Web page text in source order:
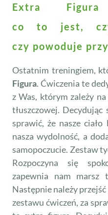
Extra Figura
co to jest,
czy powoduje
Ostatnim treningiem,
Figura. Ćwiczenia te
z Was, którym zależy
tłuszczowej.
sprawić, że nasze
nasza wydolność, a
samopoczucie. Zestaw
Rozpoczyna się
zapewnia nam marsz
Następnie należy
zestawu ćwiczeń, za